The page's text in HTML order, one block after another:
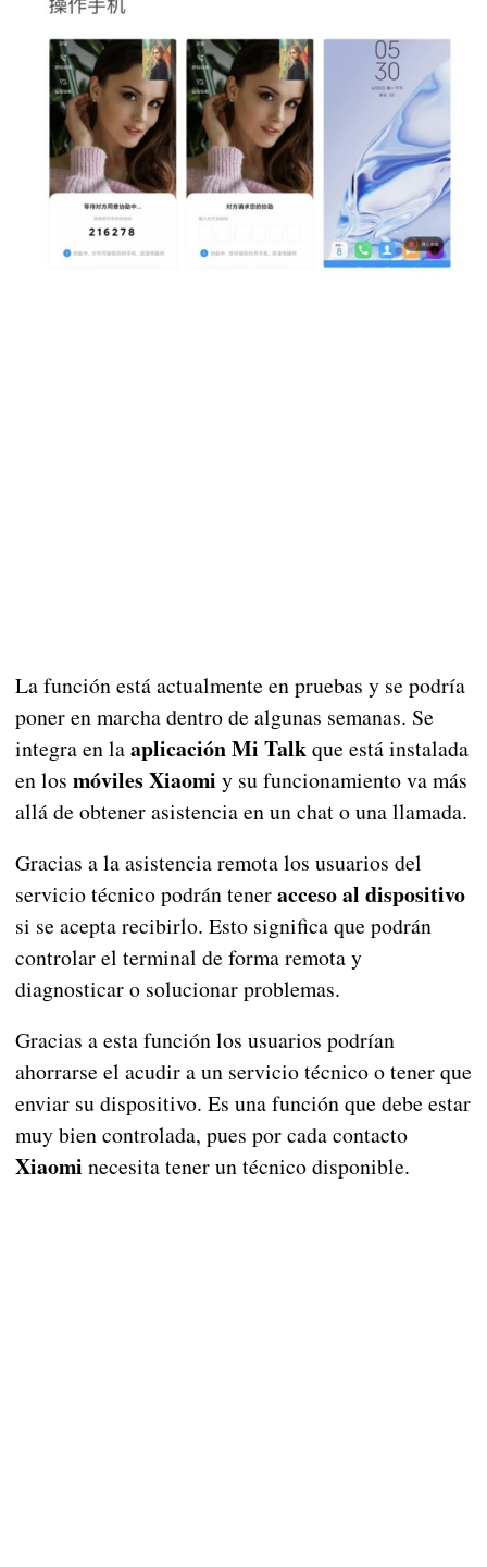
La función está actualmente en pruebas y se podría
poner en marcha dentro de algunas semanas. Se
integra en laaplicación Mi Talkque está instalada
en los móviles Xiaomi y su funcionamiento va más
allá de obtener asistencia en un chat o una llamada.
Gracias a la asistencia remota los usuarios del
servicio técnico podrán teneracceso al dispositivo
si se acepta recibirlo. Esto significa que podrán
controlar el terminal de forma remota y
diagnosticar o solucionar problemas.
Gracias a esta función los usuarios podrían
ahorrarse el acudir a un servicio técnico o tener que
enviar su dispositivo. Es una función que debe estar
muy bien controlada, pues por cada contacto
Xiaomi necesita tener un técnico disponible.